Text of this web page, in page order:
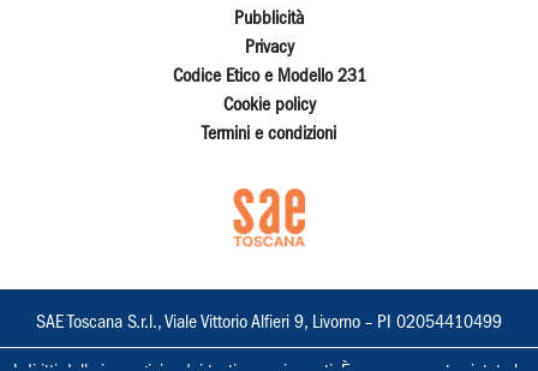
Pubblicità
Privacy
Codice Etico e Modello 231
Cookie policy
Termini e condizioni
SAE Toscana S.r.l., Viale Vittorio Alfieri 9, Livorno – PI 02054410499